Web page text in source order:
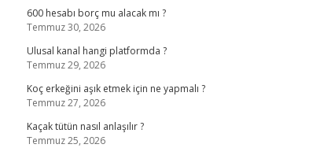
600 hesabı borç mu alacak mı ?
Temmuz 30, 2026
Ulusal kanal hangi platformda ?
Temmuz 29, 2026
Koç erkeğini aşık etmek için ne yapmalı ?
Temmuz 27, 2026
Kaçak tütün nasıl anlaşılır ?
Temmuz 25, 2026